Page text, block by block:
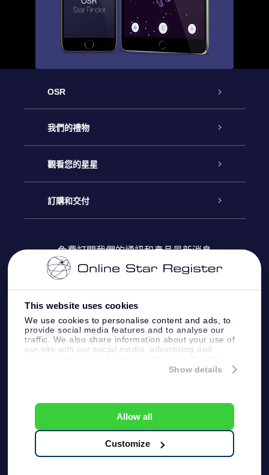
This website uses cookies
We use cookies to personalise content and ads, to
provide social media features and to analyse our
traffic. We also share information about your use of
our site with our social media, advertising and
information that you’ve provided to them or that
Show details
Allow all
Customize
OSR
客戶服務
聯繫我們
博客
評論
我們的禮物
Online Star禮物
OSR禮物包
OSR 禮物卡
公司禮品
觀看您的星星
星星注册
個性化的Star Page
One Million Stars
OSR Starsaver
訂購和交付
付款資訊
配送信息
退貨政策
免費訂閱我們的通訊和產品最新消息
客戶服務:help@osr.org
KVK: 60333553, VAT: NL 8538.62.722B01
One Million Stars
一般條款和條件
隱私政策和免責聲明